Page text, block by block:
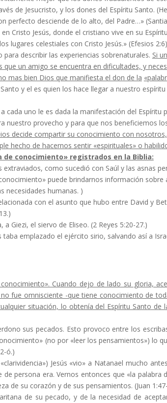
de Jesucristo, y los dones del Espíritu Santo.
perfecto desciende de lo alto, del Padre…»
Cristo Jesús, donde el cristiano vive en su
lugares celestiales con Cristo Jesús.» (Efesios
describir las ex­periencias sobrenaturales. Si
un amigo se encuentra en dificultades, y
mas bien Dios que ma­nifiesta el don de la
y el es quien los hace llegar a nuestro
cada uno le es dada la manifestación del Espíritu
nuestro provecho y para que nos beneficiemos
decide compartir su conocimiento con
hecho de hacernos sentir «espirituales» o
de cono­cimiento» registrados en la Biblia:
como sucedió con Saúl y las asnas
puede brindarnos información
necesidades humanas. )
con el asunto que hubo entre David y
Giezi, el siervo de Eliseo. (2 Reyes 5:20-27.)
emplazado el ejército sirio, salvando así a
Cuando dejo de lado su gloria,
fue omnisciente -que tiene cono­cimiento de
situación, lo obtenía del Espíritu Santo de
sus pecados. Esto provoco entre los
(no por «leer los pen­samientos») lo
ó.)
Jesús «vio» a Natanael mucho
persona era. Vernos entonces que «la palabra
de su corazón y de sus pensamientos. (Juan
de su pecado, y de la necesidad de